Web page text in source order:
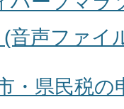
音声ファイ
・県民税の